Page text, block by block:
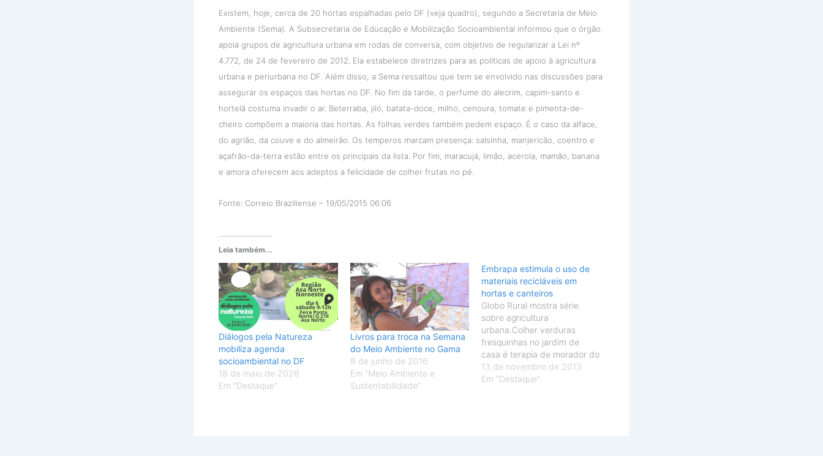
Existem, hoje, cerca de 20 hortas espalhadas pelo DF (veja quadro), segundo a Secretaria de Meio
Ambiente (Sema). A Subsecretaria de Educação e Mobilização Socioambiental informou que o órgão
apoia grupos de agricultura urbana em rodas de conversa, com objetivo de regularizar a Lei nº
4.772, de 24 de fevereiro de 2012. Ela estabelece diretrizes para as políticas de apoio à agricultura
urbana e periurbana no DF. Além disso, a Sema ressaltou que tem se envolvido nas discussões para
assegurar os espaços das hortas no DF. No fim da tarde, o perfume do alecrim, capim-santo e
hortelã costuma invadir o ar. Beterraba, jiló, batata-doce, milho, cenoura, tomate e pimenta-de-
cheiro compõem a maioria das hortas. As folhas verdes também pedem espaço. É o caso da alface,
do agrião, da couve e do almeirão. Os temperos marcam presença: salsinha, manjericão, coentro e
açafrão-da-terra estão entre os principais da lista. Por fim, maracujá, limão, acerola, mamão, banana
e amora oferecem aos adeptos a felicidade de colher frutas no pé.
Fonte: Correio Braziliense – 19/05/2015 06:06
Leia também...
Diálogos pela Natureza
mobiliza agenda
socioambiental no DF
18 de maio de 2026
Em "Destaque"
Livros para troca na Semana
do Meio Ambiente no Gama
8 de junho de 2016
Em "Meio Ambiente e
Sustentabilidade"
Embrapa estimula o uso de
materiais recicláveis em
hortas e canteiros
Globo Rural mostra série
sobre agricultura
urbana.Colher verduras
fresquinhas no jardim de
casa é terapia de morador do
DF. Do Globo Rural Uma
fazenda de 1,2 mil hectares
13 de novembro de 2013
Em "Destaque"